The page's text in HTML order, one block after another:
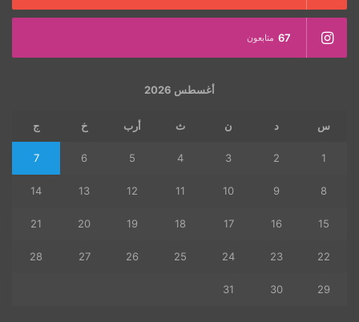
67 متابعون
أغسطس 2026
س د ن ث أرب خ ج
1
2
3
4
5
6
7
8
9
10
11
12
13
14
15
16
17
18
19
20
21
22
23
24
25
26
27
28
29
30
31